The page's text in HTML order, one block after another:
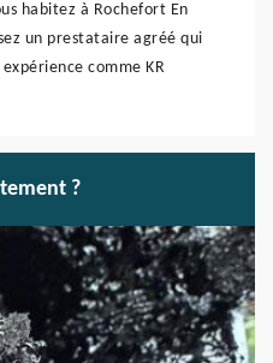
habitez à Rochefort En
un prestataire agréé qui
comme KR
?